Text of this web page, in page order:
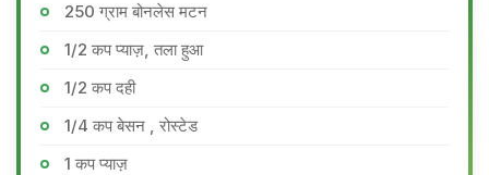
250 ग्राम बोनलेस मटन
1/2 कप प्याज़, तला हुआ
1/2 कप दही
1/4 कप बेसन , रोस्टेड
1 कप प्याज़